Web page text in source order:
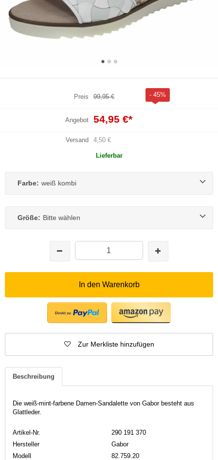
Preis 99,95 € - 45%
Angebot 54,95 €*
Versand 4,50 €
Lieferbar
Farbe: weiß kombi
Größe: Bitte wählen
In den Warenkorb
Zur Merkliste hinzufügen
Beschreibung
Die weiß-mint-farbene Damen-Sandalette von Gabor besteht aus
Glattleder.
Artikel-Nr.
290 191 370
Hersteller
Gabor
Modell
82.759.20